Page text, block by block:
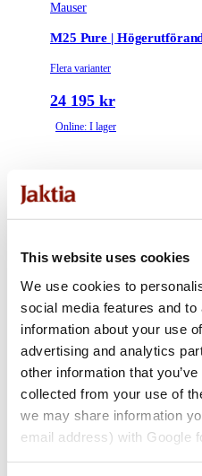
This website uses cookies
We use cookies to
social media features and
information about your use
advertising and analytics
other information that
collected from your use of
we may share information
email address) with Google
Mauser
M25 Pure |
Flera varianter
24 195 kr
Online: I lager